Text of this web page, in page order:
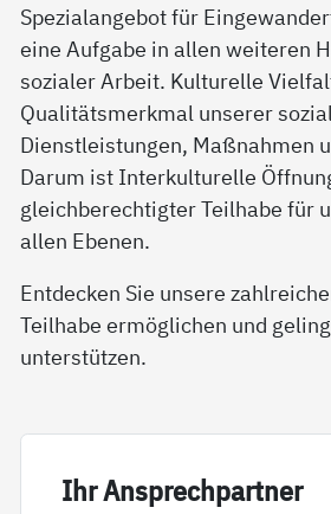
Spezialangebot für
eine Aufgabe in allen weiteren
sozialer Arbeit. Kulturelle
Qualitätsmerkmal unserer
Dienstleistungen, Maßnahmen
Darum ist Interkulturelle
gleichberechtigter Teilhabe für
allen Ebenen.
Entdecken Sie unsere
Teilhabe ermöglichen und
unterstützen.
Ihr An­sp­rech­part­ner